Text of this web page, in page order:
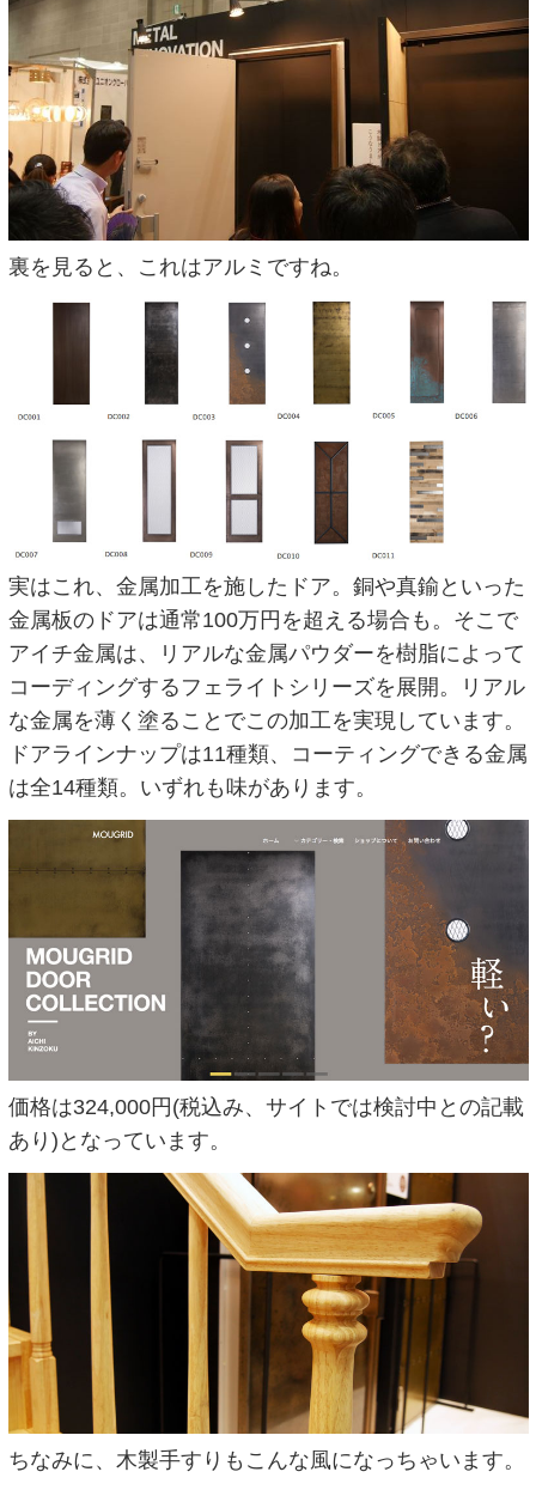
裏を見ると、これはアルミですね。
実はこれ、金属加工を施したドア。銅や真鍮といった
金属板のドアは通常100万円を超える場合も。そこで
アイチ金属は、リアルな金属パウダーを樹脂によって
コーディングするフェライトシリーズを展開。リアル
な金属を薄く塗ることでこの加工を実現しています。
ドアラインナップは11種類、コーティングできる金属
は全14種類。いずれも味があります。
価格は324,000円(税込み、サイトでは検討中との記載
あり)となっています。
ちなみに、木製手すりもこんな風になっちゃいます。